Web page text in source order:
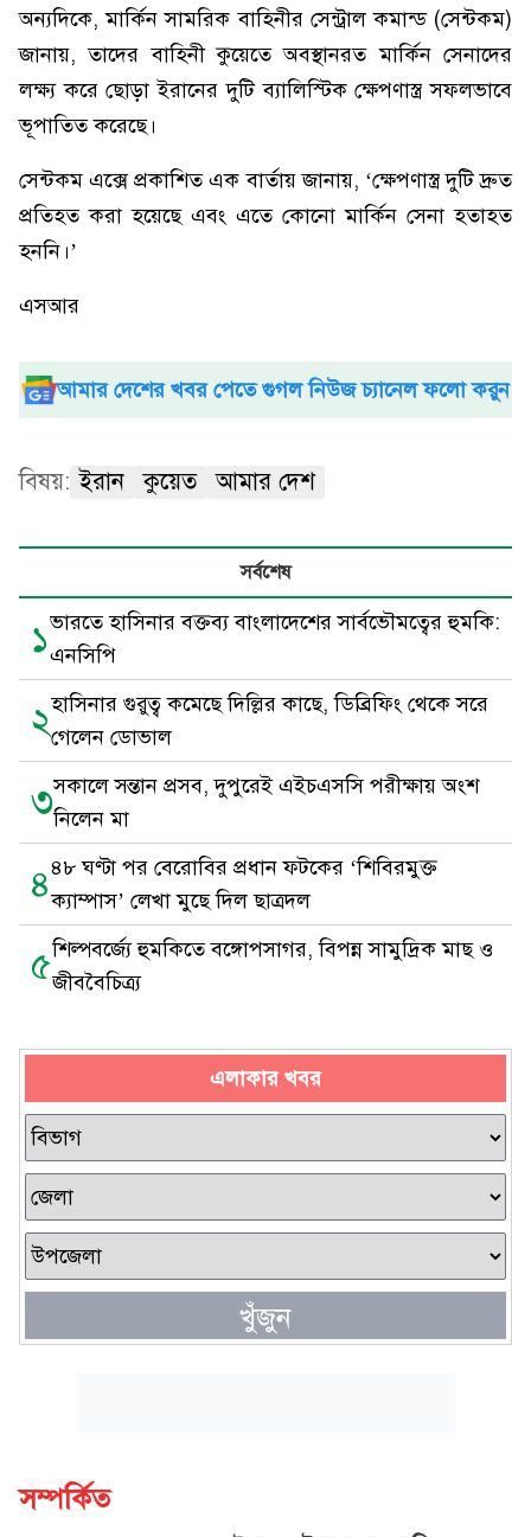
অন্যদিকে, মার্কিন সামরিক বাহিনীর সেন্ট্রাল কমান্ড (সেন্টকম)
জানায়, তাদের বাহিনী কুয়েতে অবস্থানরত মার্কিন সেনাদের
লক্ষ্য করে ছোড়া ইরানের দুটি ব্যালিস্টিক ক্ষেপণাস্ত্র সফলভাবে
ভূপাতিত করেছে।
সেন্টকম এক্সে প্রকাশিত এক বার্তায় জানায়, ‘ক্ষেপণাস্ত্র দুটি দ্রুত
প্রতিহত করা হয়েছে এবং এতে কোনো মার্কিন সেনা হতাহত
হননি।’
এসআর
আমার দেশের খবর পেতে গুগল নিউজ চ্যানেল ফলো করুন
বিষয়: ইরান কুয়েত আমার দেশ
সর্বশেষ
১ভারতে হাসিনার বক্তব্য বাংলাদেশের সার্বভৌমত্বের হুমকি:
এনসিপি
২হাসিনার গুরুত্ব কমেছে দিল্লির কাছে, ডিব্রিফিং থেকে সরে
গেলেন ডোভাল
৩সকালে সন্তান প্রসব, দুপুরেই এইচএসসি পরীক্ষায় অংশ
নিলেন মা
৪৪৮ ঘণ্টা পর বেরোবির প্রধান ফটকের ‘শিবিরমুক্ত
ক্যাম্পাস’ লেখা মুছে দিল ছাত্রদল
৫শিল্পবর্জ্যে হুমকিতে বঙ্গোপসাগর, বিপন্ন সামুদ্রিক মাছ ও
জীববৈচিত্র্য
এলাকার খবর
খুঁজুন
সম্পর্কিত